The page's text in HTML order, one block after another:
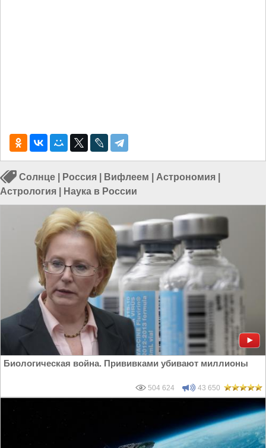
Солнце Россия Вифлеем Астрономия
Астрология
Наука в России
Биологическая война. Прививками убивают миллионы
504 624 43 650